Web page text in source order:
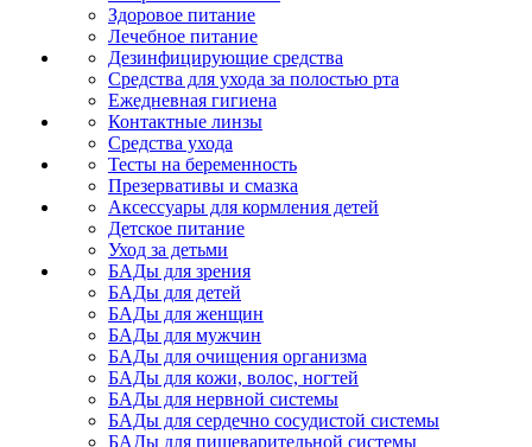
Здоровое питание
Лечебное питание
Дезинфицирующие средства
Средства для ухода за полостью рта
Ежедневная гигиена
Контактные линзы
Средства ухода
Тесты на беременность
Презервативы и смазка
Аксессуары для кормления детей
Детское питание
Уход за детьми
БАДы для зрения
БАДы для детей
БАДы для женщин
БАДы для мужчин
БАДы для очищения организма
БАДы для кожи, волос, ногтей
БАДы для нервной системы
БАДы для сердечно сосудистой системы
БАДы для пищеварительной системы